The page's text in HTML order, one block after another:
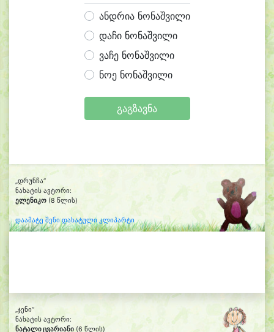
ანდრია ნონაშვილი
დაჩი ნონაშვილი
ვაჩე ნონაშვილი
ნოე ნონაშვილი
გაგზავნა
„დრუნჩა“
ნახატის ავტორი:
ელენიკო (8 წლის)
დაამატე შენი დახატული კლიპარტი
„ჯენი“
ნახატის ავტორი:
ნატალი ცვარიანი (6 წლის)